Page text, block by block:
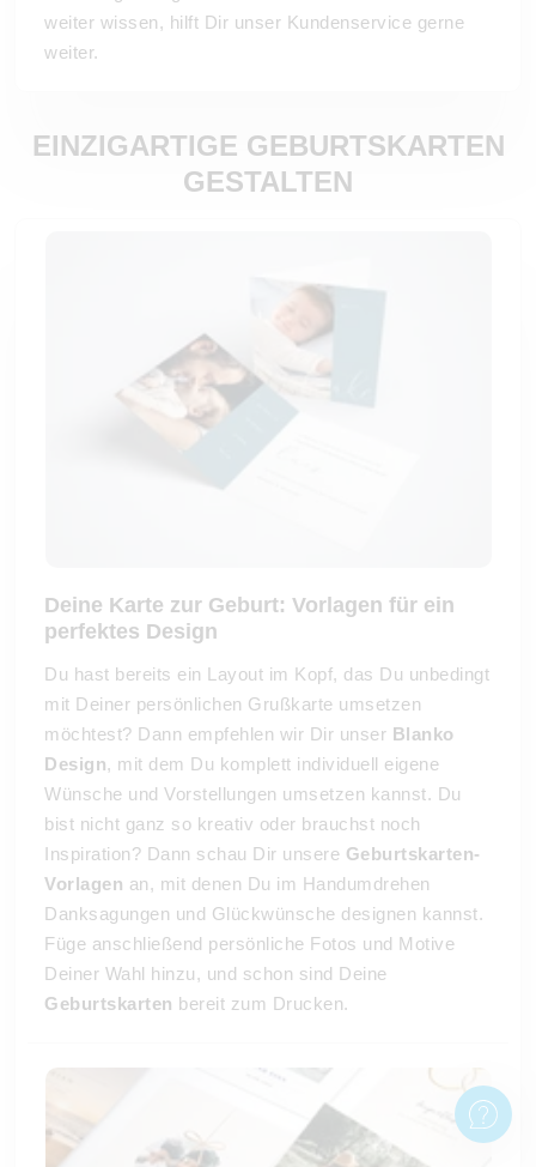
weiter wissen, hilft Dir unser Kundenservice gerne
weiter.
EINZIGARTIGE GEBURTSKARTEN
GESTALTEN
Deine Karte zur Geburt: Vorlagen für ein
perfektes Design
Du hast bereits ein Layout im Kopf, das Du unbedingt
mit Deiner persönlichen Grußkarte umsetzen
möchtest? Dann empfehlen wir Dir unser Blanko
Design, mit dem Du komplett individuell eigene
Wünsche und Vorstellungen umsetzen kannst. Du
bist nicht ganz so kreativ oder brauchst noch
Inspiration? Dann schau Dir unsere Geburtskarten-
Vorlagen an, mit denen Du im Handumdrehen
Danksagungen und Glückwünsche designen kannst.
Füge anschließend persönliche Fotos und Motive
Deiner Wahl hinzu, und schon sind Deine
Geburtskarten bereit zum Drucken.